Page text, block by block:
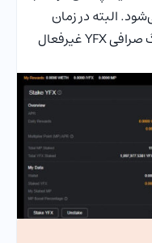
البته در زمان
نگارش این مطلب، سرویس استیکینگ صرافی YFX غیرفعال